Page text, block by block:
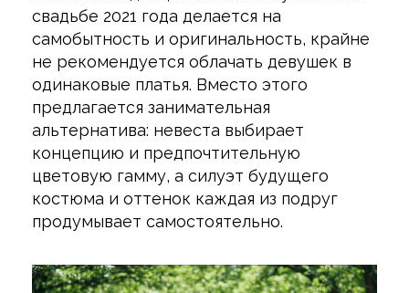
свадьбе 2021 года делается на
самобытность и оригинальность, крайне
не рекомендуется облачать девушек в
одинаковые платья. Вместо этого
предлагается занимательная
альтернатива: невеста выбирает
концепцию и предпочтительную
цветовую гамму, а силуэт будущего
костюма и оттенок каждая из подруг
продумывает самостоятельно.